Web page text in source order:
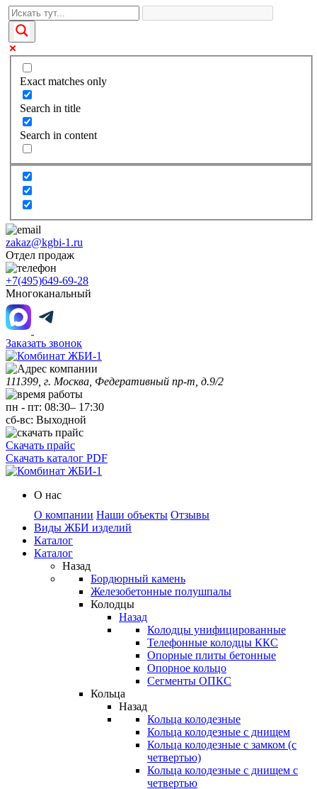
Exact matches only
Search in title
Search in content
zakaz@kgbi-1.ru
Отдел продаж
+7(495)649-69-28
Многоканальный
Заказать звонок
111399, г. Москва, Федеративный пр-т, д.9/2
пн - пт: 08:30– 17:30
сб-вс: Выходной
Скачать прайс
Скачать каталог PDF
О нас
О компании Наши объекты Отзывы
Виды ЖБИ изделий
Каталог
Каталог
Назад
Бордюрный камень
Железобетонные полушпалы
Колодцы
Назад
Колодцы унифицированные
Телефонные колодцы ККС
Опорные плиты бетонные
Опорное кольцо
Сегменты ОПКС
Кольца
Назад
Кольца колодезные
Кольца колодезные с днищем
Кольца колодезные с замком (с
четвертью)
Кольца колодезные с днищем с
четвертью